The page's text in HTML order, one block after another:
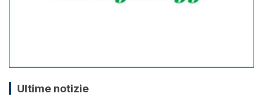
Ultime notizie